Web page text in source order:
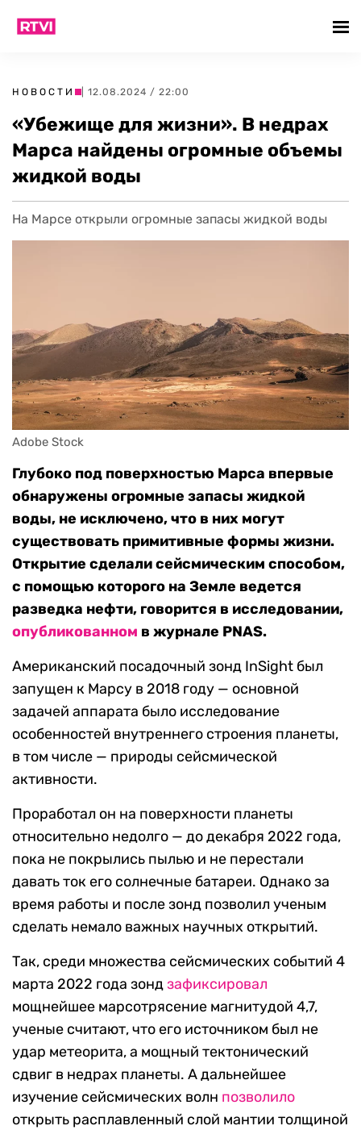
НОВОСТИ | 12.08.2024 / 22:00
«Убежище для жизни». В недрах
Марса найдены огромные объемы
жидкой воды
На Марсе открыли огромные запасы жидкой воды
Adobe Stock
Глубоко под поверхностью Марса впервые
обнаружены огромные запасы жидкой
воды, не исключено, что в них могут
существовать примитивные формы жизни.
Открытие сделали сейсмическим способом,
с помощью которого на Земле ведется
разведка нефти, говорится в исследовании,
опубликованном в журнале PNAS.
Американский посадочный зонд InSight был
запущен к Марсу в 2018 году — основной
задачей аппарата было исследование
особенностей внутреннего строения планеты,
в том числе — природы сейсмической
активности.
Проработал он на поверхности планеты
относительно недолго — до декабря 2022 года,
пока не покрылись пылью и не перестали
давать ток его солнечные батареи. Однако за
время работы и после зонд позволил ученым
сделать немало важных научных открытий.
Так, среди множества сейсмических событий 4
марта 2022 года зондзафиксировал
мощнейшее марсотрясение магнитудой 4,7,
ученые считают, что его источником был не
удар метеорита, а мощный тектонический
сдвиг в недрах планеты. А дальнейшее
изучение сейсмических волн позволило
открыть расплавленный слой мантии толщиной